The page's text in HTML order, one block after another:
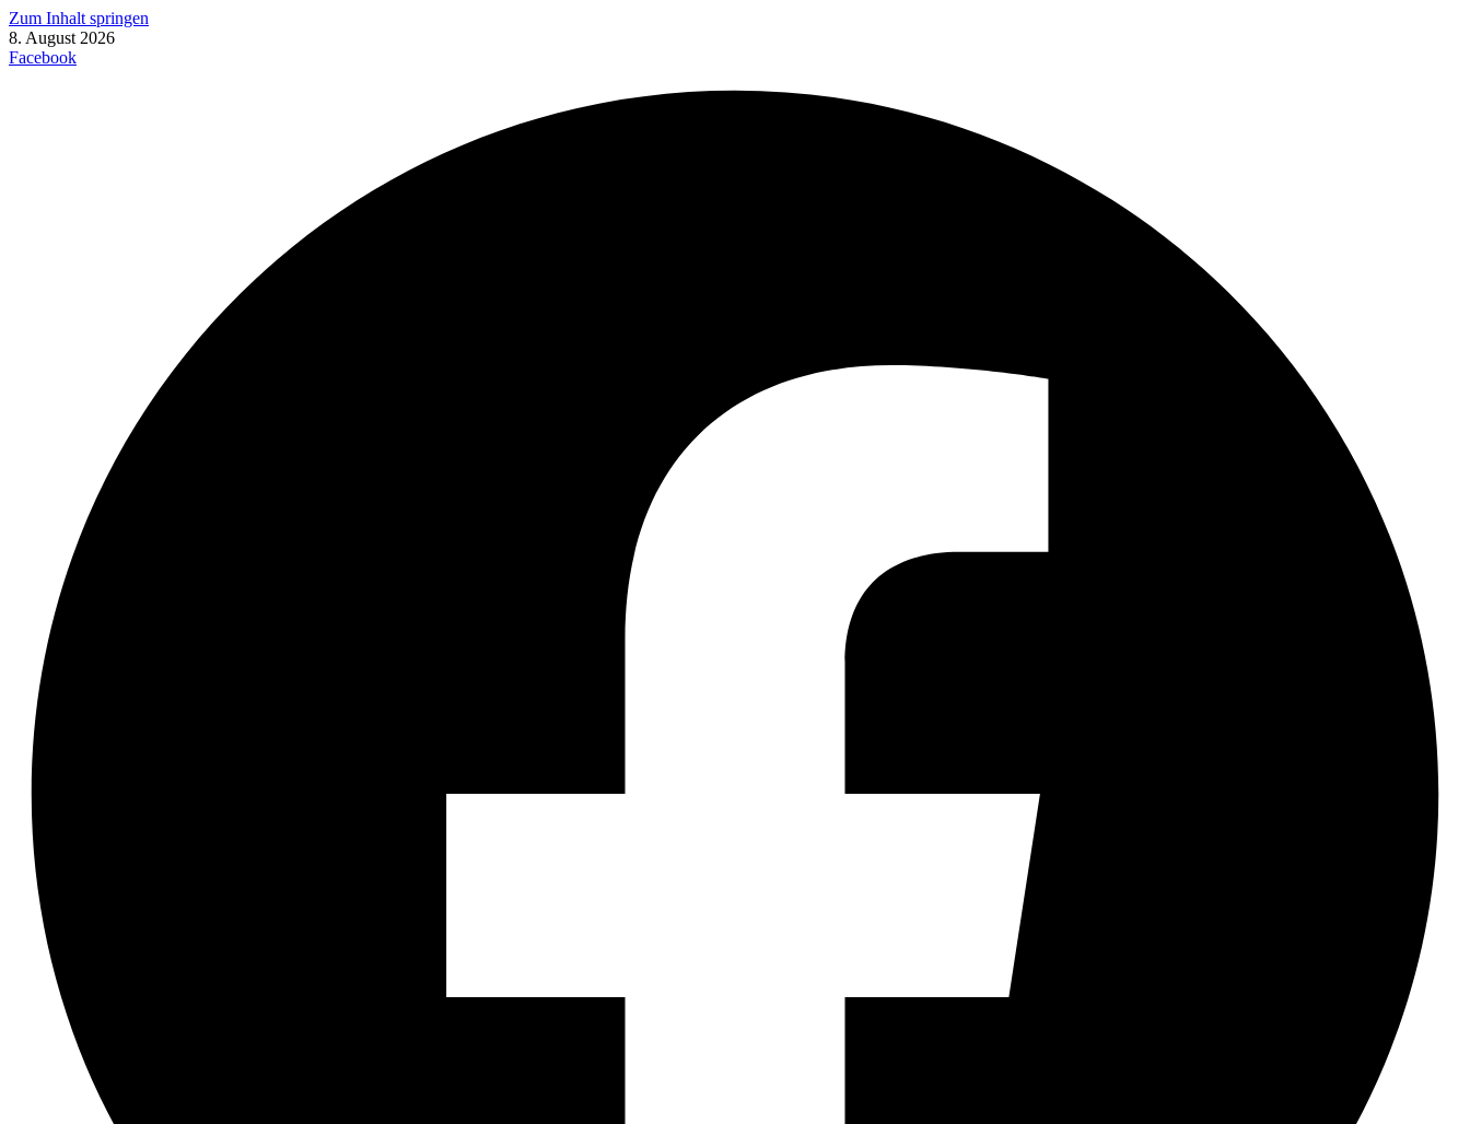
Zum Inhalt springen
8. August 2026
Facebook